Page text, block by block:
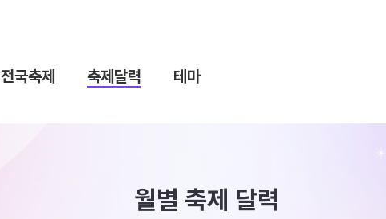
전국축제 축제달력 테마
월별 축제 달력